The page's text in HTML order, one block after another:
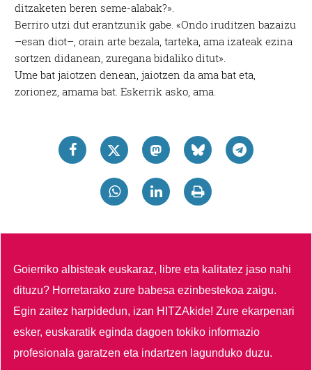
ditzaketen beren seme-alabak?».
Berriro utzi dut erantzunik gabe. «Ondo iruditzen bazaizu
–esan diot–, orain arte bezala, tarteka, ama izateak ezina
sortzen didanean, zuregana bidaliko ditut».
Ume bat jaiotzen denean, jaiotzen da ama bat eta,
zorionez, amama bat. Eskerrik asko, ama.
Goierriko albisteak euskaraz, libre eta kalitatez jaso nahi
dituzu? Horretarako zure babesa ezinbestekoa zaigu.
Egin zaitez harpidedun, izan HITZAkide!Zure ekarpenari
esker, euskaratik eginda dagoen tokiko informazio
profesionala garatzen eta indartzen lagunduko duzu.